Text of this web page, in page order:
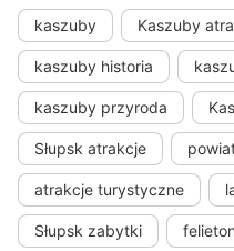
kaszuby Kaszuby
kaszuby historia
kaszuby przyroda
Słupsk atrakcje
atrakcje turystyczne
Słupsk zabytki